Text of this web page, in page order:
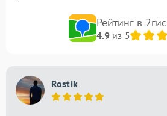
Рейтинг в 2гис
4.9из 5
Rostik